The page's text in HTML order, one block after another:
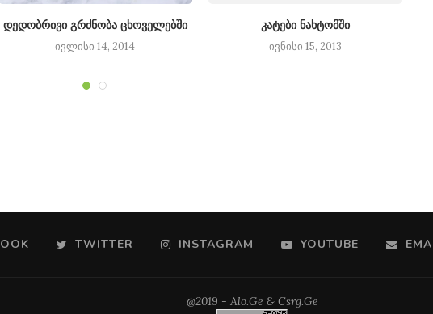
დედობრივი გრძნობა ცხოველებში
ივლისი 14, 2014
კატები ნახტომში
ივნისი 15, 2013
TWITTER INSTAGRAM YOUTUBE
@2019 - Alo.Ge & Csrg.Ge